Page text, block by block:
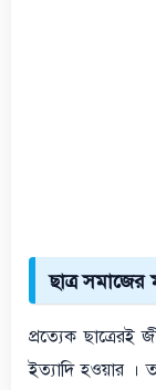
ছাত্র
প্রত্যেক ছাত্রেরই
ইত্যাদি হওয়ার ।